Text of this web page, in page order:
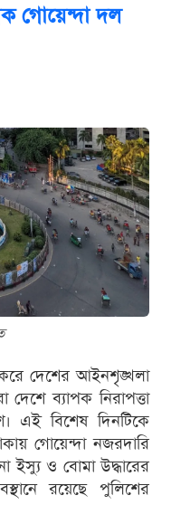
গোয়েন্দা দল
করে দেশের আইনশৃঙ্খলা
দেশে ব্যাপক নিরাপত্তা
এই বিশেষ দিনটিকে
গোয়েন্দা নজরদারি
ইস্যু ও বোমা উদ্ধারের
রয়েছে পুলিশের